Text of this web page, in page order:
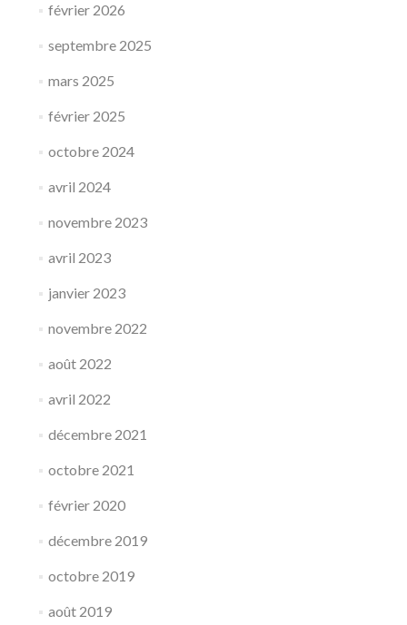
février 2026
septembre 2025
mars 2025
février 2025
octobre 2024
avril 2024
novembre 2023
avril 2023
janvier 2023
novembre 2022
août 2022
avril 2022
décembre 2021
octobre 2021
février 2020
décembre 2019
octobre 2019
août 2019